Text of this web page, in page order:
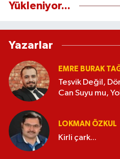
Yükleniyor...
Yazarlar
EMRE BURAK
Teşvik Değil,
Can Suyu mu,
LOKMAN ÖZKUL
Kirli çark...